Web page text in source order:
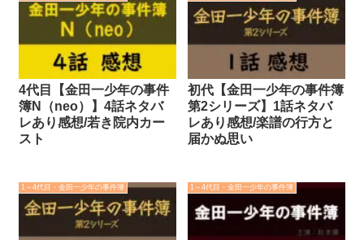
4代目【金田一少年の事件
簿N（neo）】4話ネタバ
レあり感想/若き院内カー
スト
初代【金田一少年の事件簿
第2シリーズ】1話ネタバ
レあり感想/楽譜の行方と
届かぬ思い
1～4代目・金田一少年の事件簿 1～4代目・金田一少年の事件簿